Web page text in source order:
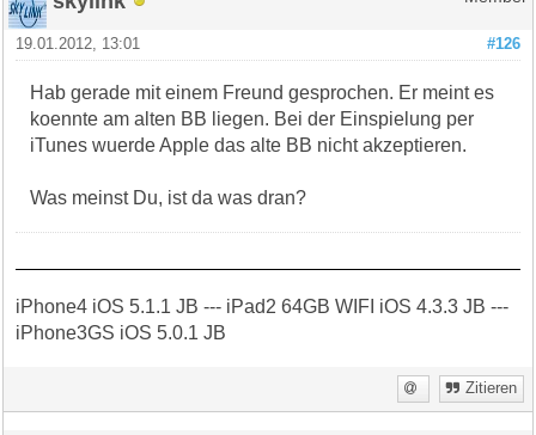
#126
19.01.2012, 13:01
Hab gerade mit einem Freund gesprochen. Er meint es
koennte am alten BB liegen. Bei der Einspielung per
iTunes wuerde Apple das alte BB nicht akzeptieren.
Was meinst Du, ist da was dran?
iPhone4 iOS 5.1.1 JB --- iPad2 64GB WIFI iOS 4.3.3 JB ---
iPhone3GS iOS 5.0.1 JB
Zitieren